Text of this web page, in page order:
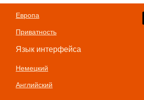
Европа
Приватность
Язык интерфейса
Немецкий
Английский